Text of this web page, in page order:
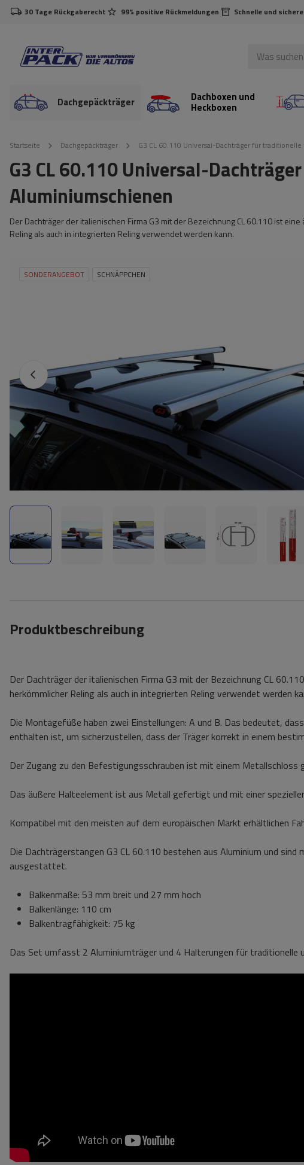
30 Tage Rückgaberecht 99% positive Rückmeldungen Schnelle und
Dachgepäckträger Dachboxen und
Heckboxen
Startseite Dachgepäckträger G3 CL 60.110 Universal-Dachträger für
G3 CL 60.110 Universal-
Aluminiumschienen
Der Dachträger der italienischen Firma G3 mit der Bezeichnung CL 60.110 ist
Reling als auch in integrierten Reling verwendet werden kann.
SONDERANGEBOT SCHNÄPPCHEN
Produktbeschreibung
Der Dachträger der italienischen Firma G3 mit der Bezeichnung CL
herkömmlicher Reling als auch in integrierten Reling verwendet werden
Die Montagefüße haben zwei Einstellungen: A und B. Das bedeutet,
enthalten ist, um sicherzustellen, dass der Träger korrekt in einem
Der Zugang zu den Befestigungsschrauben ist mit einem Metallschloss
Das äußere Halteelement ist aus Metall gefertigt und mit einer
Kompatibel mit den meisten auf dem europäischen Markt erhältlichen
Die Dachträgerstangen G3 CL 60.110 bestehen aus Aluminium und
ausgestattet.
Balkenmaße: 53 mm breit und 27 mm hoch
Balkenlänge: 110 cm
Balkentragfähigkeit: 75 kg
Das Set umfasst 2 Aluminiumträger und 4 Halterungen für traditionelle